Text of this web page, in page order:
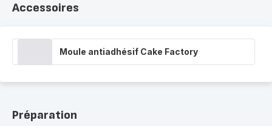
Accessoires
Moule antiadhésif Cake Factory
Préparation